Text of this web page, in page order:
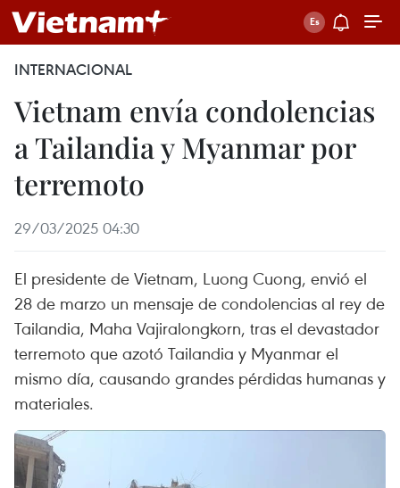
INTERNACIONAL
Vietnam envía condolencias
a Tailandia y Myanmar por
terremoto
29/03/2025 04:30
El presidente de Vietnam, Luong Cuong, envió el
28 de marzo un mensaje de condolencias al rey de
Tailandia, Maha Vajiralongkorn, tras el devastador
terremoto que azotó Tailandia y Myanmar el
mismo día, causando grandes pérdidas humanas y
materiales.